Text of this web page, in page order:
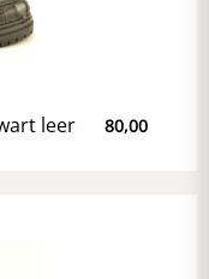
leer 80,00